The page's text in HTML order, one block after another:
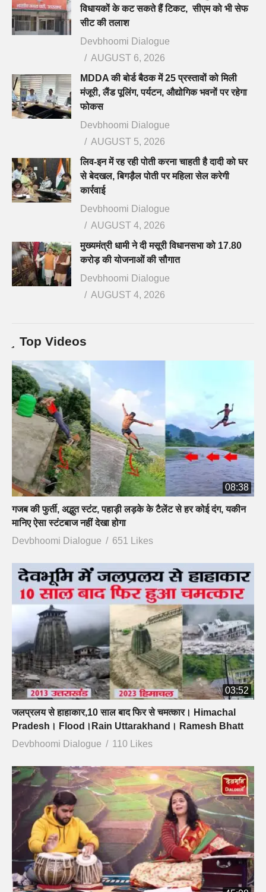
विधायकों के कट सकते हैं टिकट, सीएम को भी सेफ
सीट की तलाश
Devbhoomi Dialogue
AUGUST 6, 2026
MDDA की बोर्ड बैठक में 25 प्रस्तावों को मिली
मंजूरी, लैंड पूलिंग, पर्यटन, औद्योगिक भवनों पर रहेगा
फोकस
Devbhoomi Dialogue
AUGUST 5, 2026
लिव-इन में रह रही पोती करना चाहती है दादी को घर
से बेदखल, बिगड़ैल पोती पर महिला सेल करेगी
कार्रवाई
Devbhoomi Dialogue
AUGUST 4, 2026
मुख्यमंत्री धामी ने दी मसूरी विधानसभा को 17.80
करोड़ की योजनाओं की सौगात
Devbhoomi Dialogue
AUGUST 4, 2026
Top Videos
08:38
गजब की फुर्ती, अद्भुत स्टंट, पहाड़ी लड़के के टैलेंट से हर कोई दंग, यकीन
मानिए ऐसा स्टंटबाज नहीं देखा होगा
Devbhoomi Dialogue
651 Likes
03:52
जलप्रलय से हाहाकार,10 साल बाद फिर से चमत्कार। Himachal
Pradesh। Flood।Rain Uttarakhand। Ramesh Bhatt
Devbhoomi Dialogue
110 Likes